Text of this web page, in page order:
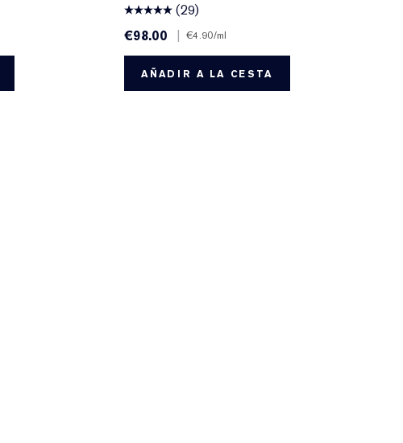
(29)
€98.00
€4.90/ml
AÑADIR A LA CESTA